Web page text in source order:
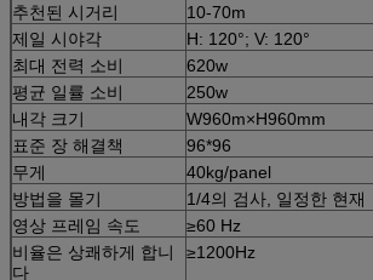
추천된 시거리
10-70m
제일 시야각
H: 120°; V: 120°
최대 전력 소비
620w
평균 일률 소비
250w
내각 크기
W960m×H960mm
표준 장 해결책
96*96
무게
40kg/panel
방법을 몰기
1/4의 검사, 일정한 현재
영상 프레임 속도
≥60 Hz
비율은 상쾌하게 합니
다
≥1200Hz